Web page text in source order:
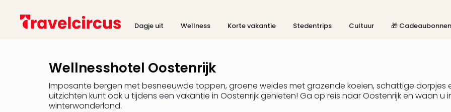
Dagje uit Wellness Korte vakantie Stedentrips Cultuur 🎁 Cadeaubonnen
Wellnesshotel Oostenrijk
Imposante bergen met besneeuwde toppen, groene weides met grazende koeien, schattige dorpjes
uitzichten kunt ook u tijdens een vakantie in Oostenrijk genieten! Ga op reis naar Oostenrijk en waan u
winterwonderland.